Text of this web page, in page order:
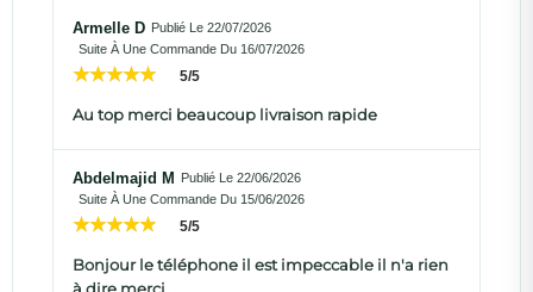
Armelle D Publié Le 22/07/2026
Suite À Une Commande Du 16/07/2026
5/5
Au top merci beaucoup livraison rapide
Abdelmajid M
Publié Le 22/06/2026
Suite À Une Commande Du 15/06/2026
5/5
Bonjour le téléphone il est impeccable il n'a rien
à dire merci